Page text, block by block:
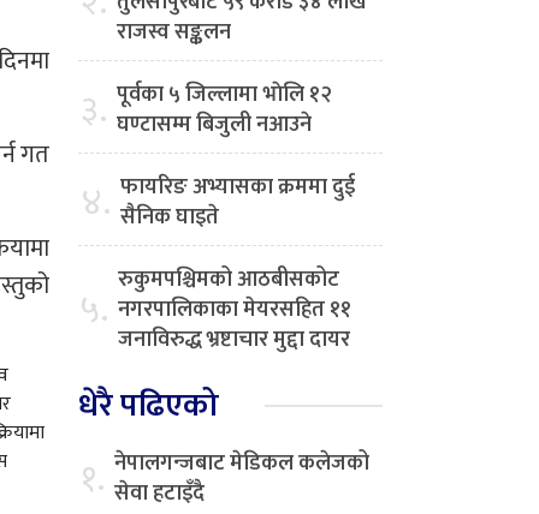
गत
राजस्व सङ्कलन
३. पूर्वका ५ जिल्लामा भाेलि १२
घण्टासम्म बिजुली नआउने
४. फायरिङ अभ्यासका क्रममा दुई
सैनिक घाइते
५. रुकुमपश्चिमको आठबीसकोट
नगरपालिकाका मेयरसहित ११
जनाविरुद्ध भ्रष्टाचार मुद्दा दायर
धेरै पढिएको
१. नेपालगन्जबाट मेडिकल कलेजको
सेवा हटाइँदै